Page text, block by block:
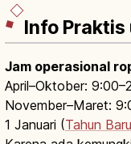
Info
Jam operasional
April–Oktober:
November–Maret:
1 Januari (Tahun Baru